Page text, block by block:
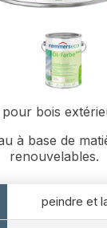
bois
à base de
renouvelables.
peindre et